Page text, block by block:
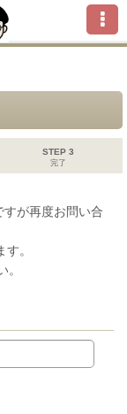
STEP 3
完了
が再度お問い合
。